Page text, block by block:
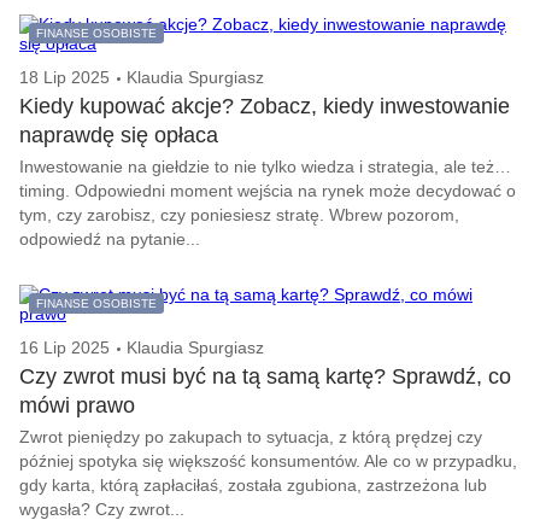
FINANSE OSOBISTE
18 Lip 2025 Klaudia Spurgiasz
Kiedy kupować akcje? Zobacz, kiedy inwestowanie
naprawdę się opłaca
Inwestowanie na giełdzie to nie tylko wiedza i strategia, ale też…
timing. Odpowiedni moment wejścia na rynek może decydować o
tym, czy zarobisz, czy poniesiesz stratę. Wbrew pozorom,
odpowiedź na pytanie...
FINANSE OSOBISTE
16 Lip 2025 Klaudia Spurgiasz
Czy zwrot musi być na tą samą kartę? Sprawdź, co
mówi prawo
Zwrot pieniędzy po zakupach to sytuacja, z którą prędzej czy
później spotyka się większość konsumentów. Ale co w przypadku,
gdy karta, którą zapłaciłaś, została zgubiona, zastrzeżona lub
wygasła? Czy zwrot...